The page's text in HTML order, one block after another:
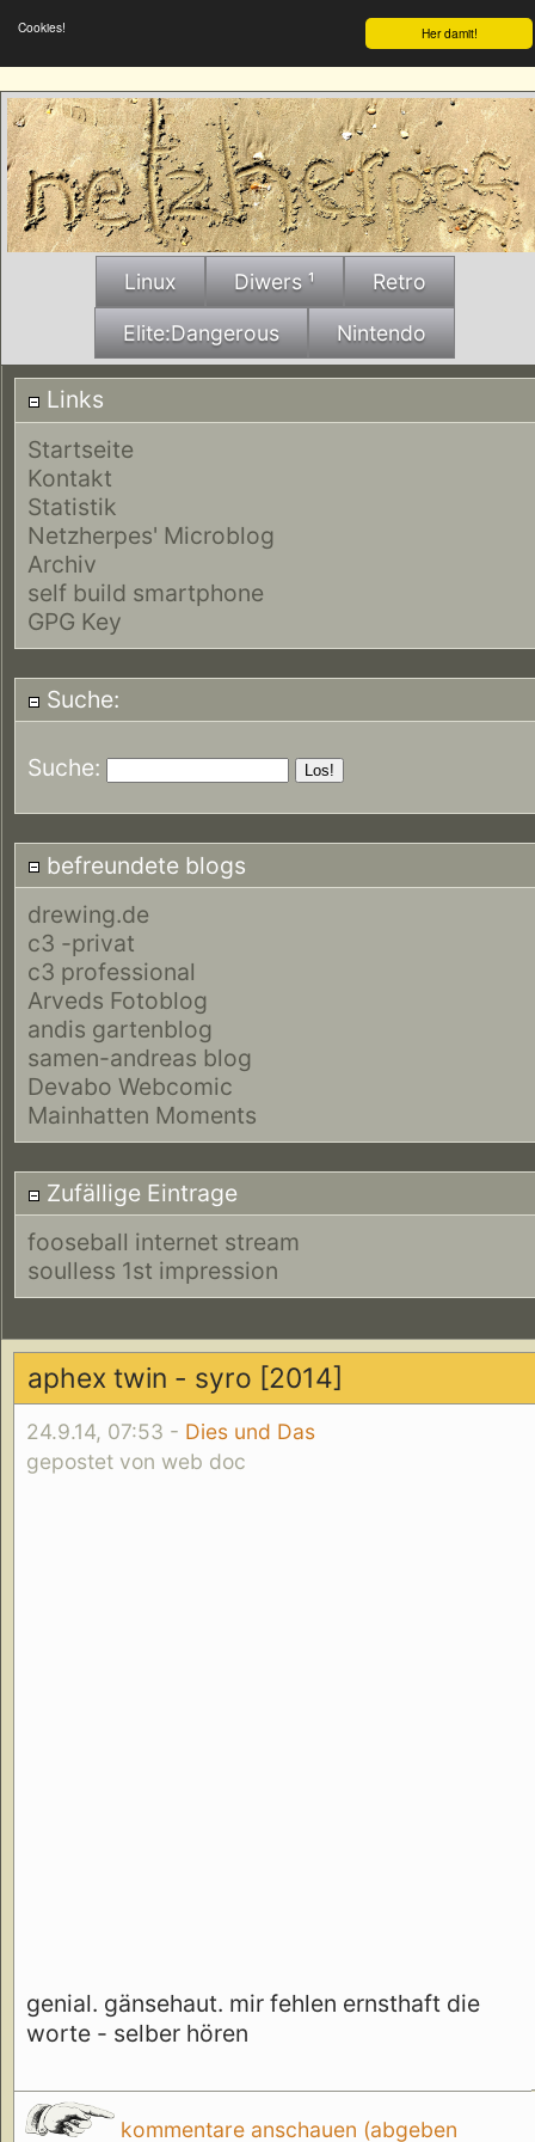
Her damit!
Cookies!
Linux Diwers ¹ Retro
Elite:Dangerous Nintendo
Links
Startseite
Kontakt
Statistik
Netzherpes' Microblog
Archiv
self build smartphone
GPG Key
Suche:
Suche:
befreundete blogs
drewing.de
c3 -privat
c3 professional
Arveds Fotoblog
andis gartenblog
samen-andreas blog
Devabo Webcomic
Mainhatten Moments
Zufällige Eintrage
fooseball internet stream
soulless 1st impression
aphex twin - syro [2014]
24.9.14, 07:53 - Dies und Das
gepostet von web doc
genial. gänsehaut. mir fehlen ernsthaft die
worte - selber hören
kommentare anschauen (abgeben